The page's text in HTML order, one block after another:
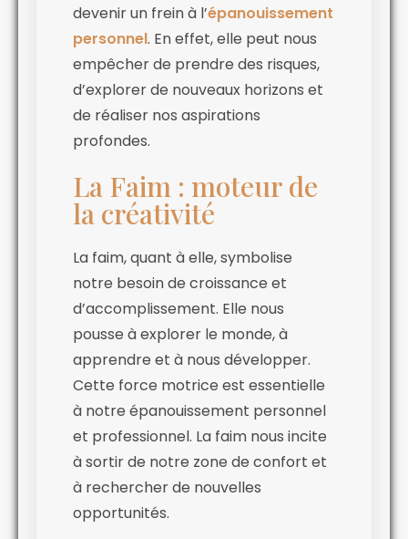
devenir un frein à l’épanouissement
personnel. En effet, elle peut nous
empêcher de prendre des risques,
d’explorer de nouveaux horizons et
de réaliser nos aspirations
profondes.
La Faim : moteur de
la créativité
La faim, quant à elle, symbolise
notre besoin de croissance et
d’accomplissement. Elle nous
pousse à explorer le monde, à
apprendre et à nous développer.
Cette force motrice est essentielle
à notre épanouissement personnel
et professionnel. La faim nous incite
à sortir de notre zone de confort et
à rechercher de nouvelles
opportunités.